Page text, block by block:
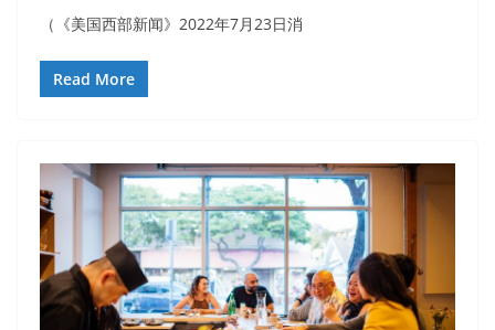
（《美国西部新闻》2022年7月23日消
Read More